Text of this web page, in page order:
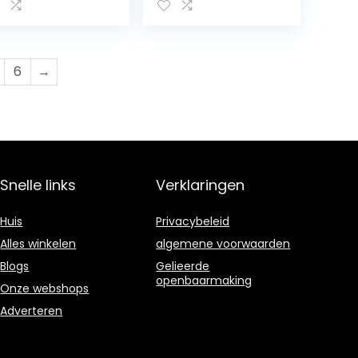
Middle
Boots
14
Slip Hook Loop
6 →
Snelle links
Huis
Alles winkelen
Blogs
Onze webshops
Adverteren
Verklaringen
Privacybeleid
algemene voorwaarden
Gelieerde
openbaarmaking